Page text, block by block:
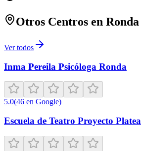
Otros Centros en Ronda
Ver todos
Inma Pereila Psicóloga Ronda
5.0(46 en Google)
Escuela de Teatro Proyecto Platea